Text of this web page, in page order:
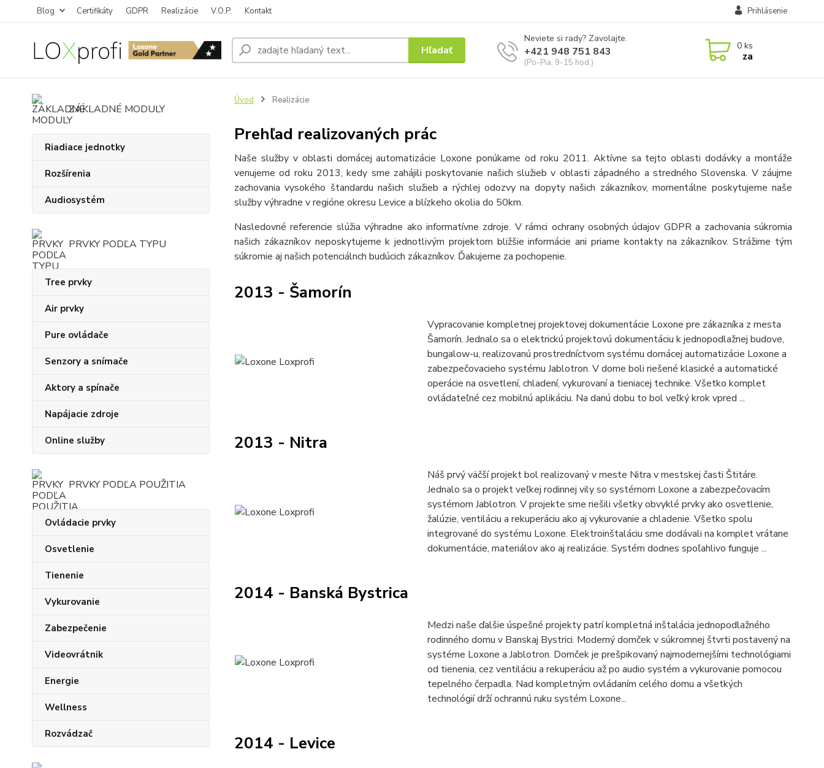
Blog Certifikáty GDPR Realizácie V.O.P. Kontakt Prihlásenie
Hľadať
Neviete si rady? Zavolajte.
+421 948 751 843
(Po-Pia, 9-15 hod.)
0 ks
za
ZÁKLADNÉ MODULY
Riadiace jednotky
Rozšírenia
Audiosystém
PRVKY PODĽA TYPU
Tree prvky
Air prvky
Pure ovládače
Senzory a snímače
Aktory a spínače
Napájacie zdroje
Online služby
PRVKY PODĽA POUŽITIA
Ovládacie prvky
Osvetlenie
Tienenie
Vykurovanie
Zabezpečenie
Videovrátnik
Energie
Wellness
Rozvádzač
Úvod Realizácie
Prehľad realizovaných prác
Naše služby v oblasti domácej automatizácie Loxone ponúkame od roku 2011. Aktívne sa tejto oblasti dodávky a montáže
venujeme od roku 2013, kedy sme zahájili poskytovanie našich služieb v oblasti západného a stredného Slovenska. V záujme
zachovania vysokého štandardu našich služieb a rýchlej odozvy na dopyty našich zákazníkov, momentálne poskytujeme naše
služby výhradne v regióne okresu Levice a blízkeho okolia do 50km.
Nasledovné referencie slúžia výhradne ako informatívne zdroje. V rámci ochrany osobných údajov GDPR a zachovania súkromia
našich zákazníkov neposkytujeme k jednotlivým projektom bližšie informácie ani priame kontakty na zákazníkov. Strážime tým
súkromie aj našich potenciálnch budúcich zákazníkov. Ďakujeme za pochopenie.
2013 - Šamorín
Vypracovanie kompletnej projektovej dokumentácie Loxone pre zákazníka z mesta
Šamorín. Jednalo sa o elektrickú projektovú dokumentáciu k jednopodlažnej budove,
bungalow-u, realizovanú prostredníctvom systému domácej automatizácie Loxone a
zabezpečovacieho systému Jablotron. V dome boli riešené klasické a automatické
operácie na osvetlení, chladení, vykurovaní a tieniacej technike. Všetko komplet
ovládateľné cez mobilnú aplikáciu. Na danú dobu to bol veľký krok vpred ...
2013 - Nitra
Náš prvý väčší projekt bol realizovaný v meste Nitra v mestskej časti Štitáre.
Jednalo sa o projekt veľkej rodinnej vily so systémom Loxone a zabezpečovacím
systémom Jablotron. V projekte sme riešili všetky obvyklé prvky ako osvetlenie,
žalúzie, ventiláciu a rekuperáciu ako aj vykurovanie a chladenie. Všetko spolu
integrované do systému Loxone. Elektroinštaláciu sme dodávali na komplet vrátane
dokumentácie, materiálov ako aj realizácie. Systém dodnes spoľahlivo funguje ...
2014 - Banská Bystrica
Medzi naše ďalšie úspešné projekty patrí kompletná inštalácia jednopodlažného
rodinného domu v Banskaj Bystrici. Moderný domček v súkromnej štvrti postavený na
systéme Loxone a Jablotron. Domček je prešpikovaný najmodernejšími technológiami
od tienenia, cez ventiláciu a rekuperáciu až po audio systém a vykurovanie pomocou
tepelného čerpadla. Nad kompletným ovládaním celého domu a všetkých
technológií drží ochrannú ruku systém Loxone...
2014 - Levice